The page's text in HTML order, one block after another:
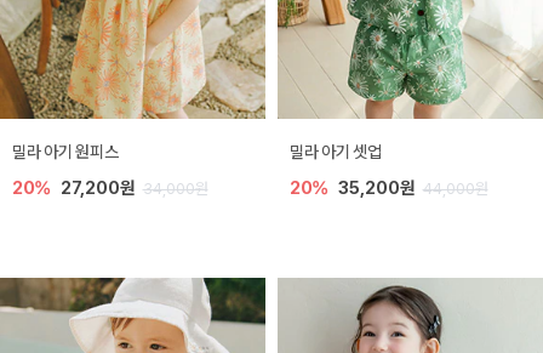
밀라 아기 원피스
20% 27,200원 34,000원
밀라 아기 셋업
20% 35,200원 44,000원